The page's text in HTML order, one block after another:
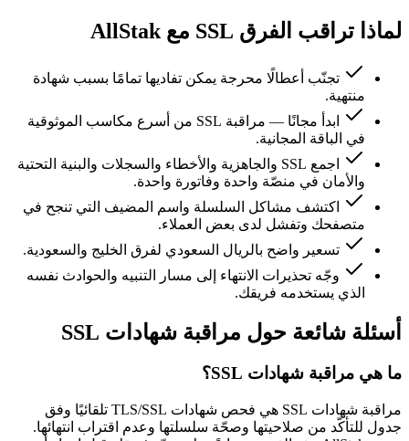
لماذا تراقب الفرق SSL مع AllStak
تجنّب أعطالًا محرجة يمكن تفاديها تمامًا بسبب شهادة
منتهية.
ابدأ مجانًا — مراقبة SSL من أسرع مكاسب الموثوقية
في الباقة المجانية.
اجمع SSL والجاهزية والأخطاء والسجلات والبنية التحتية
والأمان في منصّة واحدة وفاتورة واحدة.
اكتشف مشاكل السلسلة واسم المضيف التي تنجح في
متصفحك وتفشل لدى بعض العملاء.
تسعير واضح بالريال السعودي لفرق الخليج والسعودية.
وجّه تحذيرات الانتهاء إلى مسار التنبيه والحوادث نفسه
الذي يستخدمه فريقك.
أسئلة شائعة حول مراقبة شهادات SSL
ما هي مراقبة شهادات SSL؟
مراقبة شهادات SSL هي فحص شهادات TLS/SSL تلقائيًا وفق
جدول للتأكّد من صلاحيتها وصحّة سلسلتها وعدم اقتراب انتهائها.